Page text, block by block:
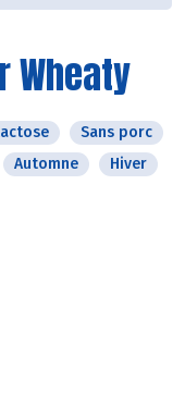
Wheaty
Sans porc
Automne Hiver